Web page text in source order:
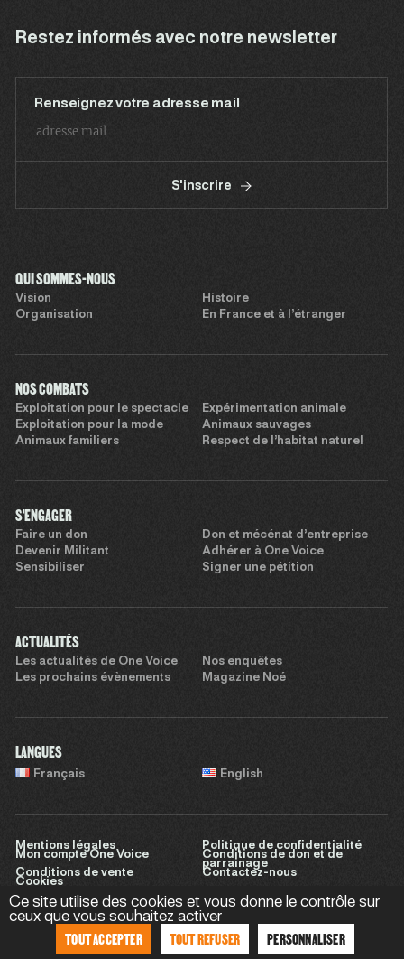
Restez informés avec notre newsletter
Renseignez votre adresse mail
S'inscrire
QUI SOMMES-NOUS
Vision
Histoire
Organisation
En France et à l’étranger
NOS COMBATS
Exploitation pour le spectacle
Expérimentation animale
Exploitation pour la mode
Animaux sauvages
Animaux familiers
Respect de l’habitat naturel
S'ENGAGER
Faire un don
Don et mécénat d’entreprise
Devenir Militant
Adhérer à One Voice
Sensibiliser
Signer une pétition
ACTUALITÉS
Les actualités de One Voice
Nos enquêtes
Les prochains évènements
Magazine Noé
LANGUES
Français English
Mentions légales
Politique de confidentialité
Mon compte One Voice
Conditions de don et de
parrainage
Conditions de vente
Contactez-nous
Cookies
Site réalisé parSweet Punk
Ce site utilise des cookies et vous donne le contrôle sur
ceux que vous souhaitez activer
TOUT ACCEPTER TOUT REFUSER PERSONNALISER